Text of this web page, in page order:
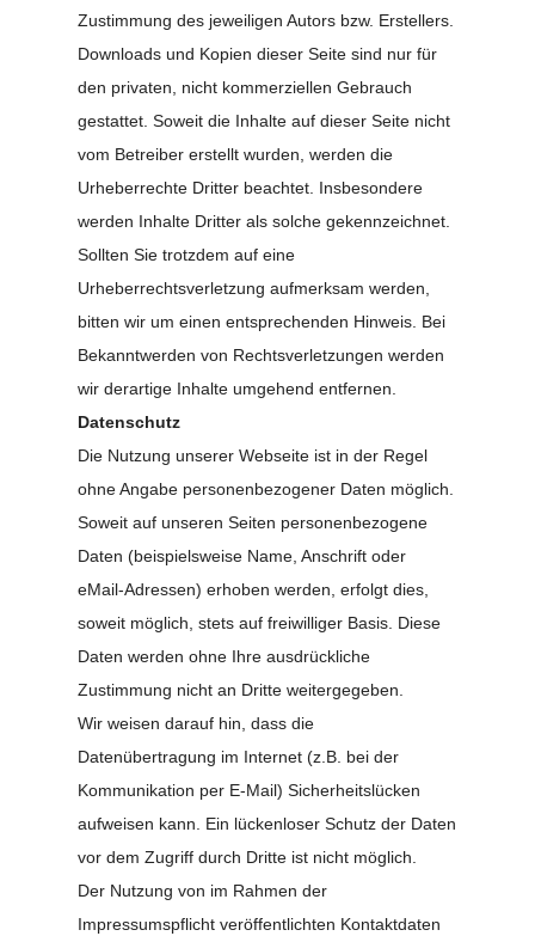
Zustimmung des jeweiligen Autors bzw. Erstellers.
Downloads und Kopien dieser Seite sind nur für
den privaten, nicht kommerziellen Gebrauch
gestattet. Soweit die Inhalte auf dieser Seite nicht
vom Betreiber erstellt wurden, werden die
Urheberrechte Dritter beachtet. Insbesondere
werden Inhalte Dritter als solche gekennzeichnet.
Sollten Sie trotzdem auf eine
Urheberrechtsverletzung aufmerksam werden,
bitten wir um einen entsprechenden Hinweis. Bei
Bekanntwerden von Rechtsverletzungen werden
wir derartige Inhalte umgehend entfernen.
Datenschutz
Die Nutzung unserer Webseite ist in der Regel
ohne Angabe personenbezogener Daten möglich.
Soweit auf unseren Seiten personenbezogene
Daten (beispielsweise Name, Anschrift oder
eMail-Adressen) erhoben werden, erfolgt dies,
soweit möglich, stets auf freiwilliger Basis. Diese
Daten werden ohne Ihre ausdrückliche
Zustimmung nicht an Dritte weitergegeben.
Wir weisen darauf hin, dass die
Datenübertragung im Internet (z.B. bei der
Kommunikation per E-Mail) Sicherheitslücken
aufweisen kann. Ein lückenloser Schutz der Daten
vor dem Zugriff durch Dritte ist nicht möglich.
Der Nutzung von im Rahmen der
Impressumspflicht veröffentlichten Kontaktdaten